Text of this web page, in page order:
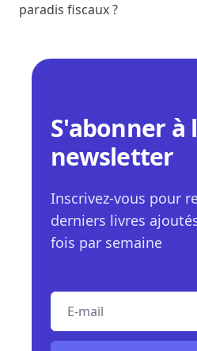
paradis fiscaux ?
S'abonner à
newsletter
Inscrivez-vous pour
derniers livres
fois par semaine
E-mail